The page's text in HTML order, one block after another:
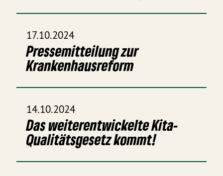
17.10.2024
Pressemitteilung zur
Krankenhausreform
14.10.2024
Das weiterentwickelte Kita-
Qualitätsgesetz kommt!